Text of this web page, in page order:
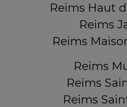
Reims Haut
Reims
Reims
Reims
Reims
Reims